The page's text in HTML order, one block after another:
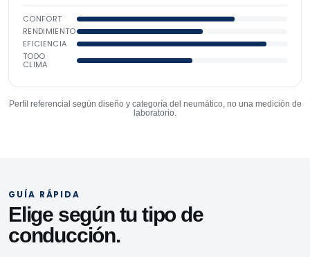
CONFORT
RENDIMIENTO
EFICIENCIA
TODO
CLIMA
Perfil referencial según diseño y categoría del neumático, no una medición de
laboratorio.
GUÍA RÁPIDA
Elige según tu tipo de
conducción.